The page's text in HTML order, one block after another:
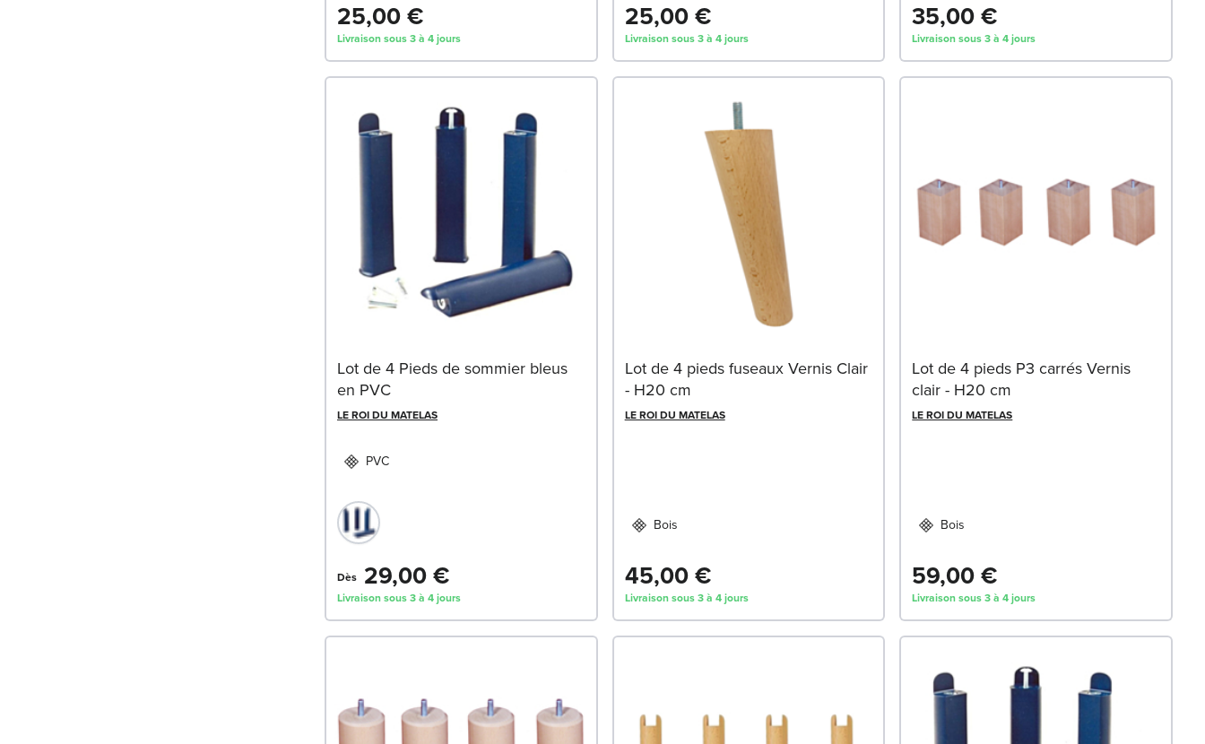
25,00 €
Livraison sous 3 à 4 jours
25,00 €
Livraison sous 3 à 4 jours
35,00 €
Livraison sous 3 à 4 jours
Lot de 4 Pieds de sommier bleus
en PVC
LE ROI DU MATELAS
PVC
Dès 29,00 €
Livraison sous 3 à 4 jours
Lot de 4 pieds fuseaux Vernis Clair
- H20 cm
LE ROI DU MATELAS
Bois
45,00 €
Livraison sous 3 à 4 jours
Lot de 4 pieds P3 carrés Vernis
clair - H20 cm
LE ROI DU MATELAS
Bois
59,00 €
Livraison sous 3 à 4 jours